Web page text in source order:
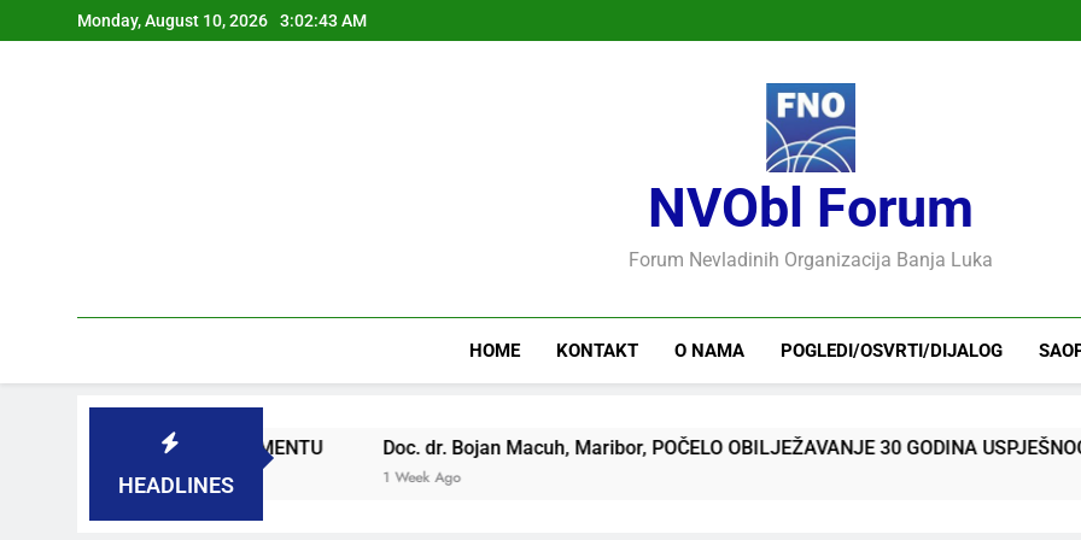
Monday, August 10, 2026 3:02:44 AM
NVObl Forum
Forum Nevladinih Organizacija Banja Luka
HOME KONTAKT O NAMA POGLEDI/OSVRTI/DIJALOG
HEADLINES
PARLAMENTU Doc. dr. Bojan Macuh, Maribor, POČELO OBILJEŽAVANJE 30 GODINA USPJEŠNOG RADA I